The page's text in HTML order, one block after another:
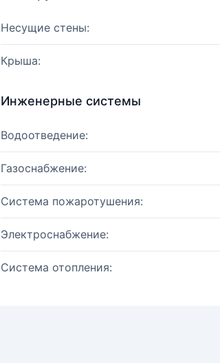
Несущие стены:
Крыша:
Инженерные системы
Водоотведение:
Газоснабжение:
Система пожаротушения:
Электроснабжение:
Система отопления: